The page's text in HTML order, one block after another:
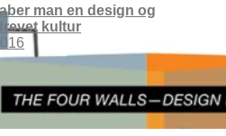
man en design og
kultur